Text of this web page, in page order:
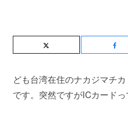
ども台湾在住のナカジマチカ
です。突然ですがICカードっ